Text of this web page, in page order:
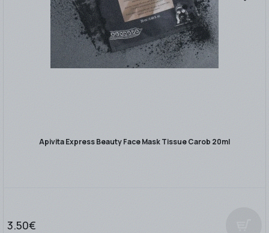
Apivita Express Beauty Face Mask Tissue Carob 20ml
3.50€